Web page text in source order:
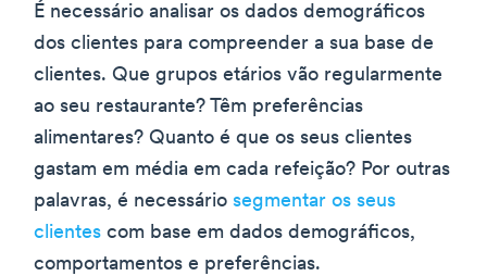
É necessário analisar os dados demográficos
dos clientes para compreender a sua base de
clientes. Que grupos etários vão regularmente
ao seu restaurante? Têm preferências
alimentares? Quanto é que os seus clientes
gastam em média em cada refeição? Por outras
palavras, é necessário segmentar os seus
clientes com base em dados demográficos,
comportamentos e preferências.